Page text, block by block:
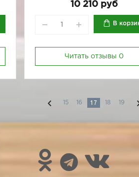
10 210 руб
В
Читать отзывы 0
15 16 17 18 19